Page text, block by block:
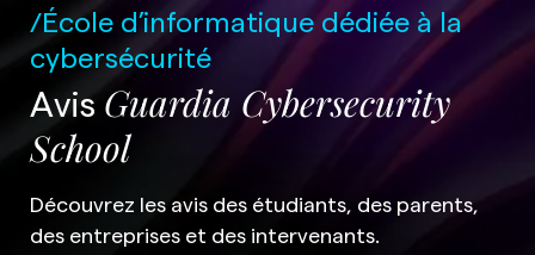
École d’informatique dédiée à la
cybersécurité
AvisGuardia Cybersecurity
School
Découvrez les avis des étudiants, des parents,
des entreprises et des intervenants.